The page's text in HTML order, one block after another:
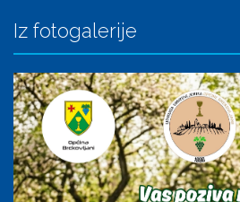
Iz fotogalerije